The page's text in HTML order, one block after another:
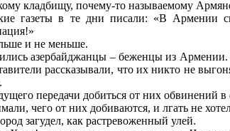
кладбищу, почему-то называемому
газеты в те дни писали: «В
и не меньше.
азербайджанцы – беженцы из Армении.
рассказывали, что их никто не
передачи добиться от них обвинений
чего от них добиваются, и лгать не
загудел, как растревоженный улей.